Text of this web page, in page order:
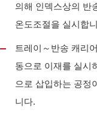
의해 인덱스상의 반
온도조절을 실시합
트레이～반송 캐리
동으로 이재를 실시
으로 삽입하는 공정
니다.